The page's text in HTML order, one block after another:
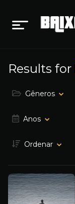
Results for
Gêneros
Anos
Ordenar